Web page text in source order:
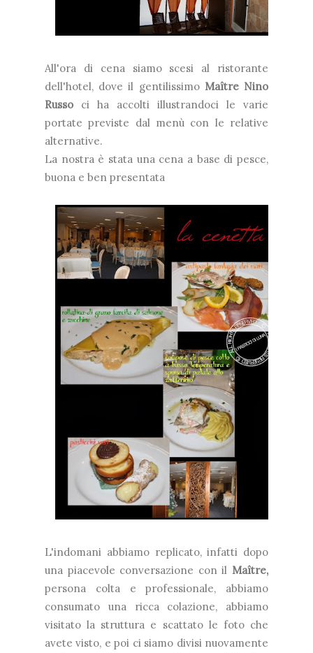
All'ora di cena siamo scesi al ristorante
dell'hotel, dove il gentilissimo Maître Nino
Russo ci ha accolti illustrandoci le varie
portate previste dal menù con le relative
alternative.
La nostra è stata una cena a base di pesce,
buona e ben presentata
L'indomani abbiamo replicato, infatti dopo
una piacevole conversazione con il Maître,
persona colta e professionale, abbiamo
consumato una ricca colazione, abbiamo
visitato la struttura e scattato le foto che
avete visto, e poi ci siamo divisi nuovamente